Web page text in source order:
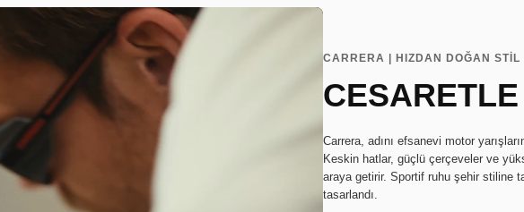
CARRERA | HIZDAN DOĞAN STİL
Carrera, adını efsanevi motor
Keskin hatlar, güçlü çerçeveler ve
araya getirir. Sportif ruhu şehir stiline
tasarlandı.